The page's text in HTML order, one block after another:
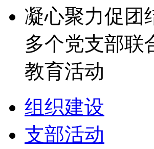
凝心聚力促
多个党支部联
教育活动
组织建设
支部活动